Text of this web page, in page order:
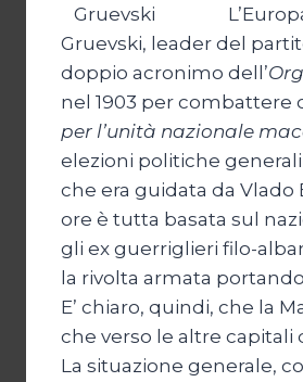
Gruevski, leader del
doppio acronimo dell’
nel 1903 per combattere
per l’unità nazionale
elezioni politiche
che era guidata da Vlado
ore è tutta basata sul
gli ex guerriglieri filo-
la rivolta armata
E’ chiaro, quindi, che la
che verso le altre capitali
La situazione generale,